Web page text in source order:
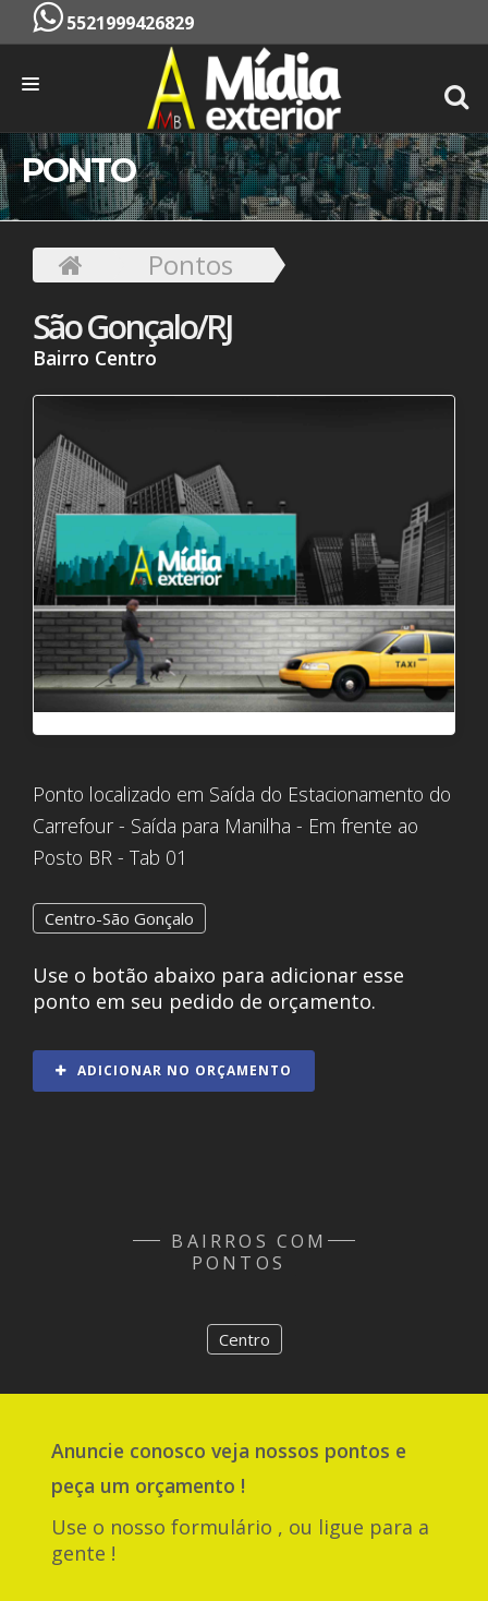
5521999426829
INÍCIO
EMPRESA
PONTOS
CONTATO
PONTO
Pontos
São Gonçalo/RJ
Bairro Centro
Ponto localizado em Saída do Estacionamento do
Carrefour - Saída para Manilha - Em frente ao
Posto BR - Tab 01
Centro-São Gonçalo
Use o botão abaixo para adicionar esse
ponto em seu pedido de orçamento.
ADICIONAR NO ORÇAMENTO
BAIRROS COM
PONTOS
Centro
Anuncie conosco veja nossos pontos e
peça um orçamento !
Use o nosso formulário , ou ligue para a
gente !